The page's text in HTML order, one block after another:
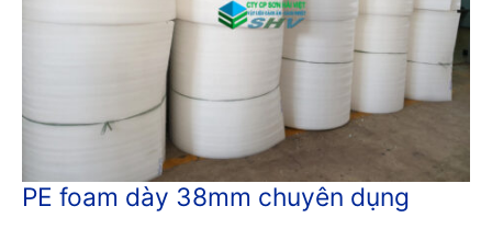
PE foam dày 38mm chuyên dụng
PE